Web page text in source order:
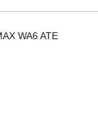
WA6 ATE